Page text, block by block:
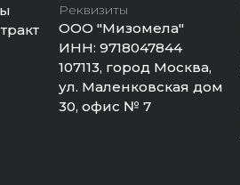
Реквизиты
ООО "Мизомела"
ИНН: 9718047844
107113, город Москва,
ул. Маленковская дом
30, офис № 7